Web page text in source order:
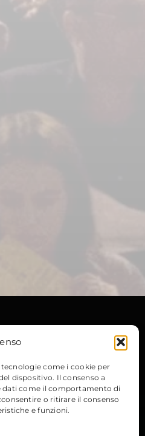
come i cookie per
dispositivo. Il consenso a
dati come il comportamento di
o ritirare il consenso
e funzioni.